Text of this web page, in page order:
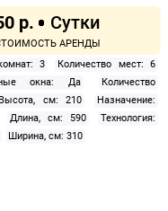
р.
3
Количество мест: 6
окна: Да
Количество
Высота, см: 210
Назначение:
Длина, см: 590
Технология:
Ширина, см: 310